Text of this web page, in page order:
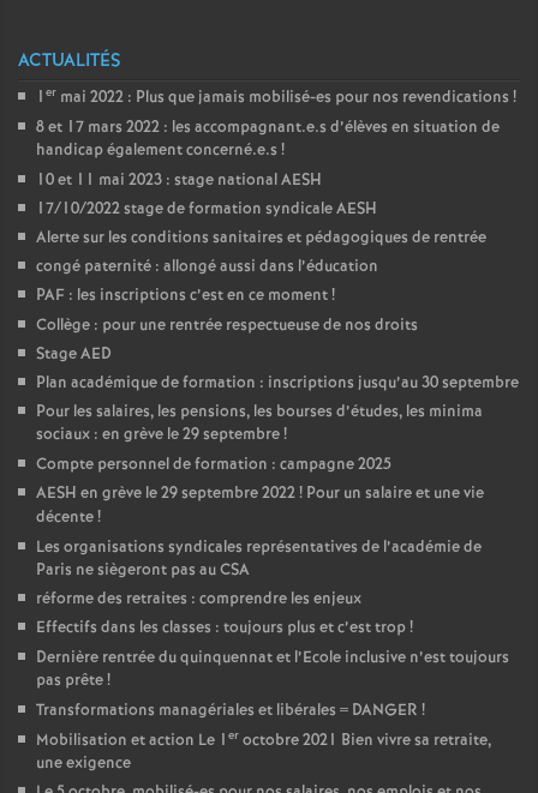
m
n
s
d
e
S
c
o
ACTUALITÉS
1 er mai 2022 : Plus que jamais mobilisé-es pour nos revendications !
8 et 17 mars 2022 : les accompagnant.e.s d’élèves en situation de
handicap également concerné.e.s !
10 et 11 mai 2023 : stage national AESH
17/10/2022 stage de formation syndicale AESH
Alerte sur les conditions sanitaires et pédagogiques de rentrée
congé paternité : allongé aussi dans l’éducation
PAF : les inscriptions c’est en ce moment!
Collège : pour une rentrée respectueuse de nos droits
Stage AED
Plan académique de formation : inscriptions jusqu’au 30 septembre
Pour les salaires, les pensions, les bourses d’études, les minima
sociaux : en grève le 29 septembre!
Compte personnel de formation : campagne 2025
AESH en grève le 29 septembre 2022! Pour un salaire et une vie
décente!
Les organisations syndicales représentatives de l’académie de
Paris ne siègeront pas au CSA
réforme des retraites : comprendre les enjeux
Effectifs dans les classes : toujours plus et c’est trop!
Dernière rentrée du quinquennat et l’Ecole inclusive n’est toujours
pas prête!
Transformations managériales et libérales = DANGER !
Mobilisation et action Le 1 er octobre 2021 Bien vivre sa retraite,
une exigence